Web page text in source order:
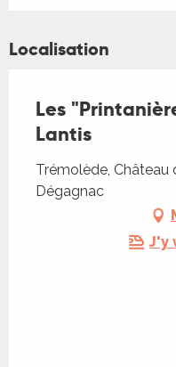
Localisation
Les
Lantis
Trémolède, Château
Dégagnac
J'y